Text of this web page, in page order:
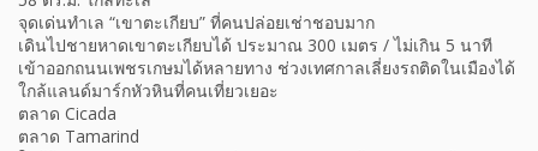
จุดเด่นทำเล “เขาตะเกียบ” ที่คนปล่อยเช่าชอบมาก
เดินไปชายหาดเขาตะเกียบได้ ประมาณ 300 เมตร / ไม่เกิน 5 นาที
เข้าออกถนนเพชรเกษมได้หลายทาง ช่วงเทศกาลเลี่ยงรถติดในเมืองได้
ใกล้แลนด์มาร์กหัวหินที่คนเที่ยวเยอะ
ตลาด Cicada
ตลาด Tamarind